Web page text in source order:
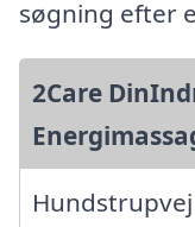
søgning efter
2Care